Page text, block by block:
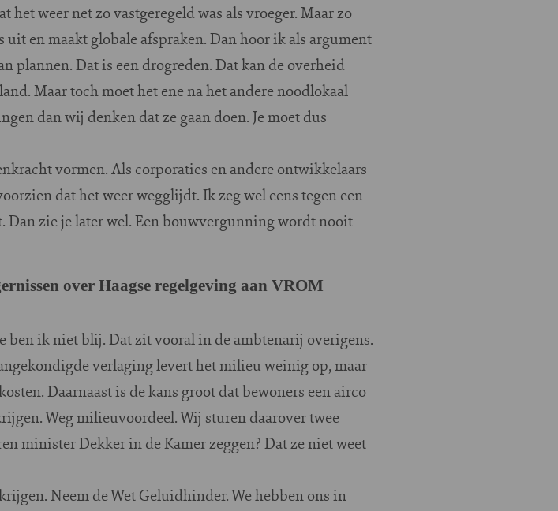
weer net zo vastgeregeld was als vroeger. Maar zo
uit en maakt globale afspraken. Dan hoor ik als argument
plannen. Dat is een drogreden. Dat kan de overheid
Maar toch moet het ene na het andere noodlokaal
dan wij denken dat ze gaan doen. Je moet dus
vormen. Als corporaties en andere ontwikkelaars
dat het weer wegglijdt. Ik zeg wel eens tegen een
Dan zie je later wel. Een bouwvergunning wordt nooit
over Haagse regelgeving aan VROM
ik niet blij. Dat zit vooral in de ambtenarij overigens.
verlaging levert het milieu weinig op, maar
Daarnaast is de kans groot dat bewoners een airco
Weg milieuvoordeel. Wij sturen daarover twee
minister Dekker in de Kamer zeggen? Dat ze niet weet
Neem de Wet Geluidhinder. We hebben ons in